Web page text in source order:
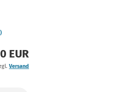
EUR
Versand